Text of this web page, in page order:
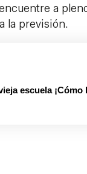
a
la previsión.
escuela